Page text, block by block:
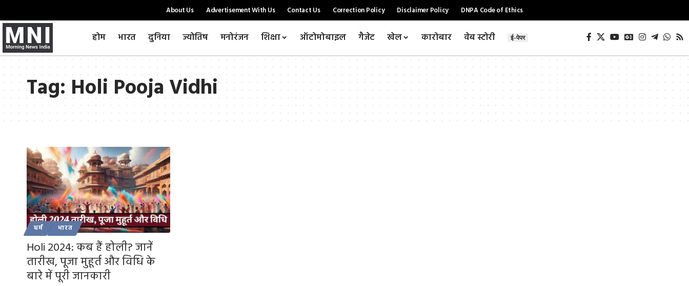
About Us Advertisement With Us Contact Us Correction Policy Disclaimer Policy DNPA Code of Ethics
होम भारत दुनिया ज्योतिष मनोरंजन शिक्षा ऑटोमोबाइल गैजेट खेल कारोबार वेब स्टोरी ई-पेपर
Tag: Holi Pooja Vidhi
धर्म भारत
Holi 2024: कब हैं होली? जानें
तारीख, पूजा मुहूर्त और विधि के
बारे में पूरी जानकारी